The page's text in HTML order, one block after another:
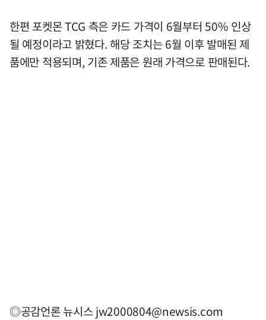
한편 포켓몬 TCG 측은 카드 가격이 6월부터 50% 인상
될 예정이라고 밝혔다. 해당 조치는 6월 이후 발매된 제
품에만 적용되며, 기존 제품은 원래 가격으로 판매된다.
◎공감언론 뉴시스jw2000804@newsis.com